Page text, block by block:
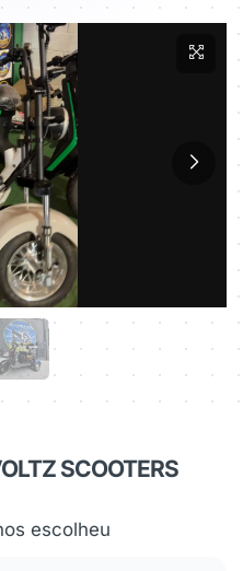
SCOOTERS
escolheu